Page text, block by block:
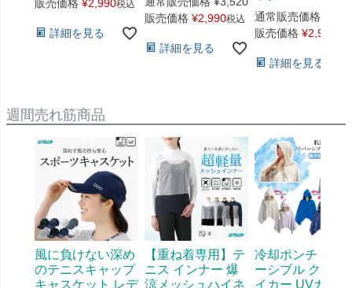
販売価格 ¥2,990税込
詳細を見る
販売価格 ¥2,990税込
詳細を見る
通常販売価格
販売価格 ¥2,990
詳細を見る
週間売れ筋商品
風に負けない深め
のテニスキャップ
キャスケット レデ
【重ね着専用】テ
ニス インナー 爆
涼メッシュハイネ
冷却ポンチョ リ
ーシブル クール
イカー UVカット